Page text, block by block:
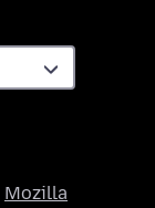
Mozilla